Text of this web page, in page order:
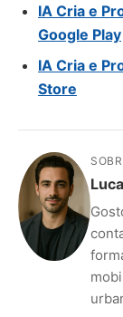
IA Cria e
Google Play
IA Cria e
Store